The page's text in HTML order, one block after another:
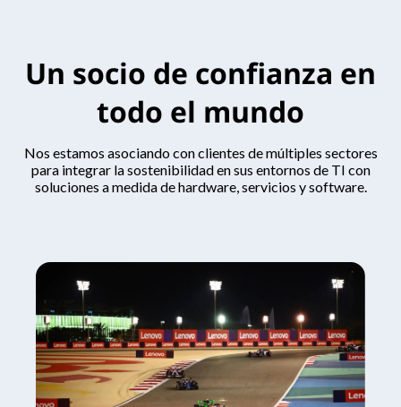
Un socio de confianza en
todo el mundo
Nos estamos asociando con clientes de múltiples sectores
para integrar la sostenibilidad en sus entornos de TI con
soluciones a medida de hardware, servicios y software.